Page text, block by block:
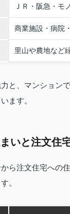
ＪＲ・阪急・モ
商業施設・病院
里山や農地など
と、マンション
ます。
いと注文住
ら注文住宅への
。